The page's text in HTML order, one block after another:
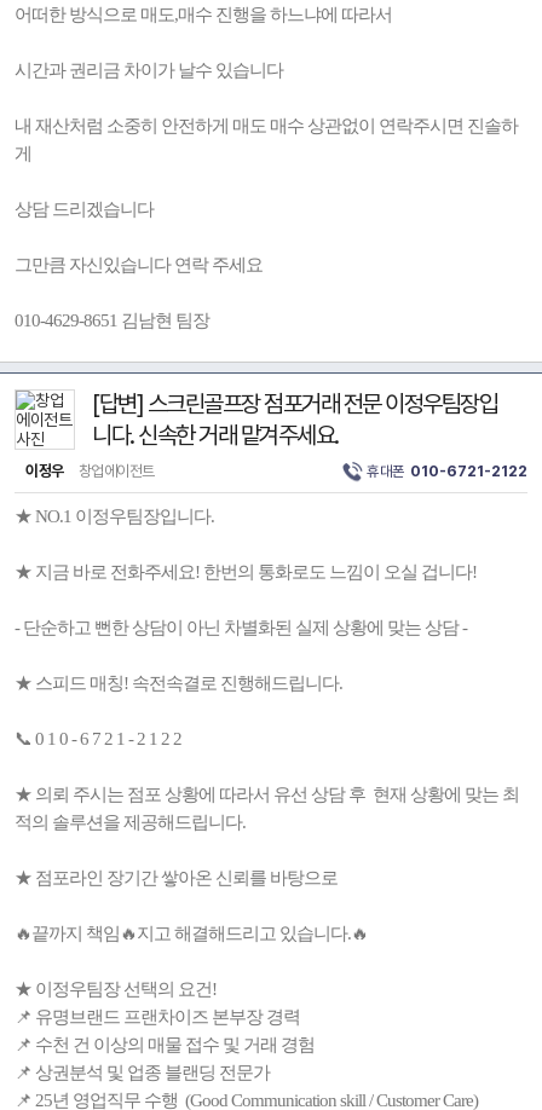
어떠한 방식으로 매도,매수 진행을 하느냐에 따라서
시간과 권리금 차이가 날수 있습니다
내 재산처럼 소중히 안전하게 매도 매수 상관없이 연락주시면 진솔하
게
상담 드리겠습니다
그만큼 자신있습니다 연락 주세요
010-4629-8651 김남현 팀장
[답변] 스크린골프장 점포거래 전문 이정우팀장입
니다. 신속한 거래 맡겨주세요.
이정우 창업에이전트 휴대폰 010-6721-2122
★ NO.1 이정우팀장입니다.
★ 지금 바로 전화주세요! 한번의 통화로도 느낌이 오실 겁니다!
- 단순하고 뻔한 상담이 아닌 차별화된 실제 상황에 맞는 상담 -
★ 스피드 매칭! 속전속결로 진행해드립니다.
📞 0 1 0 - 6 7 2 1 - 2 1 2 2
★ 의뢰 주시는 점포 상황에 따라서 유선 상담 후 현재 상황에 맞는 최
적의 솔루션을 제공해드립니다.
★ 점포라인 장기간 쌓아온 신뢰를 바탕으로
🔥끝까지 책임🔥지고 해결해드리고 있습니다.🔥
★ 이정우팀장 선택의 요건!
📌 유명브랜드 프랜차이즈 본부장 경력
📌 수천 건 이상의 매물 접수 및 거래 경험
📌 상권분석 및 업종 블랜딩 전문가
📌 25년 영업직무 수행 (Good Communication skill / Customer Care)